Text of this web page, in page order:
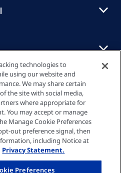
technologies to
using our website and
We may share certain
the site with social media,
where appropriate for
You may accept or manage
Manage Cookie Preferences
out preference signal, then
including Notice at
Privacy Statement.
Preferences